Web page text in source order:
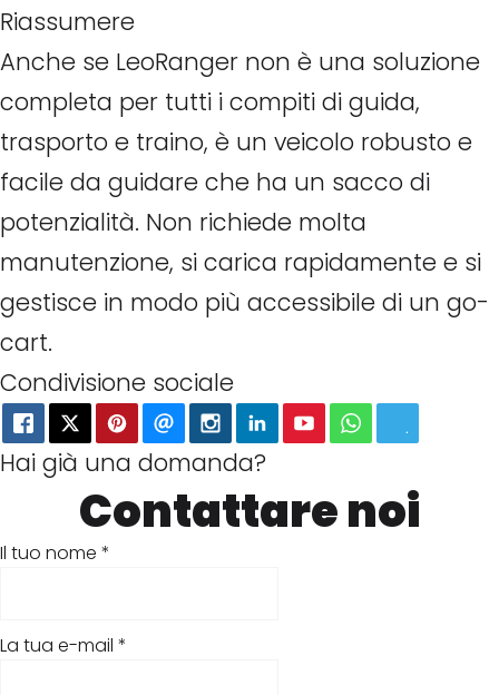
Riassumere
Anche se LeoRanger non è una soluzione
completa per tutti i compiti di guida,
trasporto e traino, è un veicolo robusto e
facile da guidare che ha un sacco di
potenzialità. Non richiede molta
manutenzione, si carica rapidamente e si
gestisce in modo più accessibile di un go-
cart.
Condivisione sociale
Hai già una domanda?
Contattare noi
Il tuo nome *
La tua e-mail *